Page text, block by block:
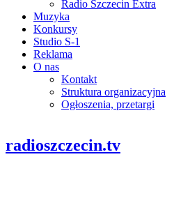
Radio Szczecin Extra
Muzyka
Konkursy
Studio S-1
Reklama
O nas
Kontakt
Struktura organizacyjna
Ogłoszenia, przetargi
radioszczecin.tv